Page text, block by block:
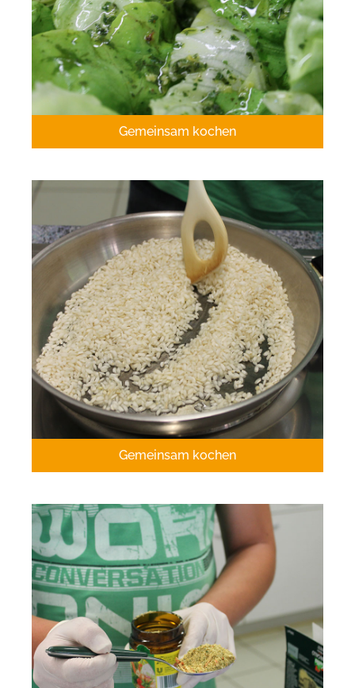
Gemeinsam kochen
Gemeinsam kochen